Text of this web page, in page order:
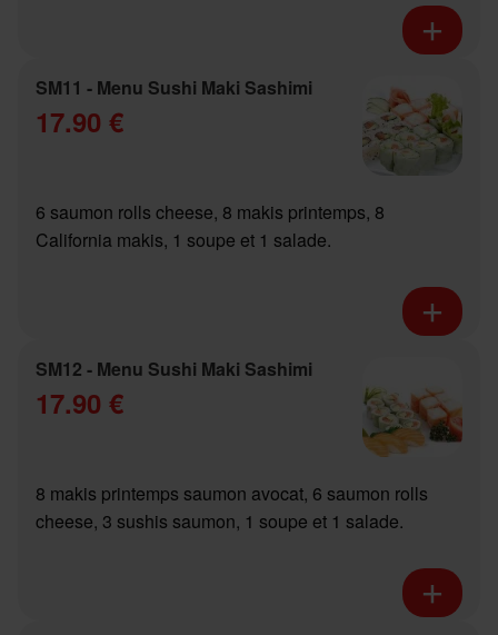
SM11 - Menu Sushi Maki Sashimi
17.90 €
6 saumon rolls cheese, 8 makis printemps, 8
California makis, 1 soupe et 1 salade.
SM12 - Menu Sushi Maki Sashimi
17.90 €
8 makis printemps saumon avocat, 6 saumon rolls
cheese, 3 sushis saumon, 1 soupe et 1 salade.